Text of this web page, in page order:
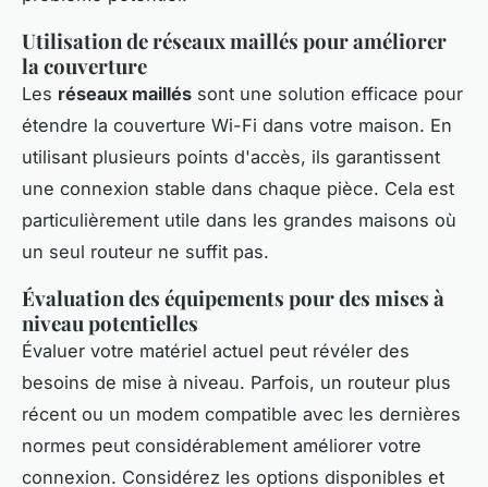
Utilisation de réseaux maillés pour améliorer
la couverture
Les réseaux maillés sont une solution efficace pour
étendre la couverture Wi-Fi dans votre maison. En
utilisant plusieurs points d'accès, ils garantissent
une connexion stable dans chaque pièce. Cela est
particulièrement utile dans les grandes maisons où
un seul routeur ne suffit pas.
Évaluation des équipements pour des mises à
niveau potentielles
Évaluer votre matériel actuel peut révéler des
besoins de mise à niveau. Parfois, un routeur plus
récent ou un modem compatible avec les dernières
normes peut considérablement améliorer votre
connexion. Considérez les options disponibles et